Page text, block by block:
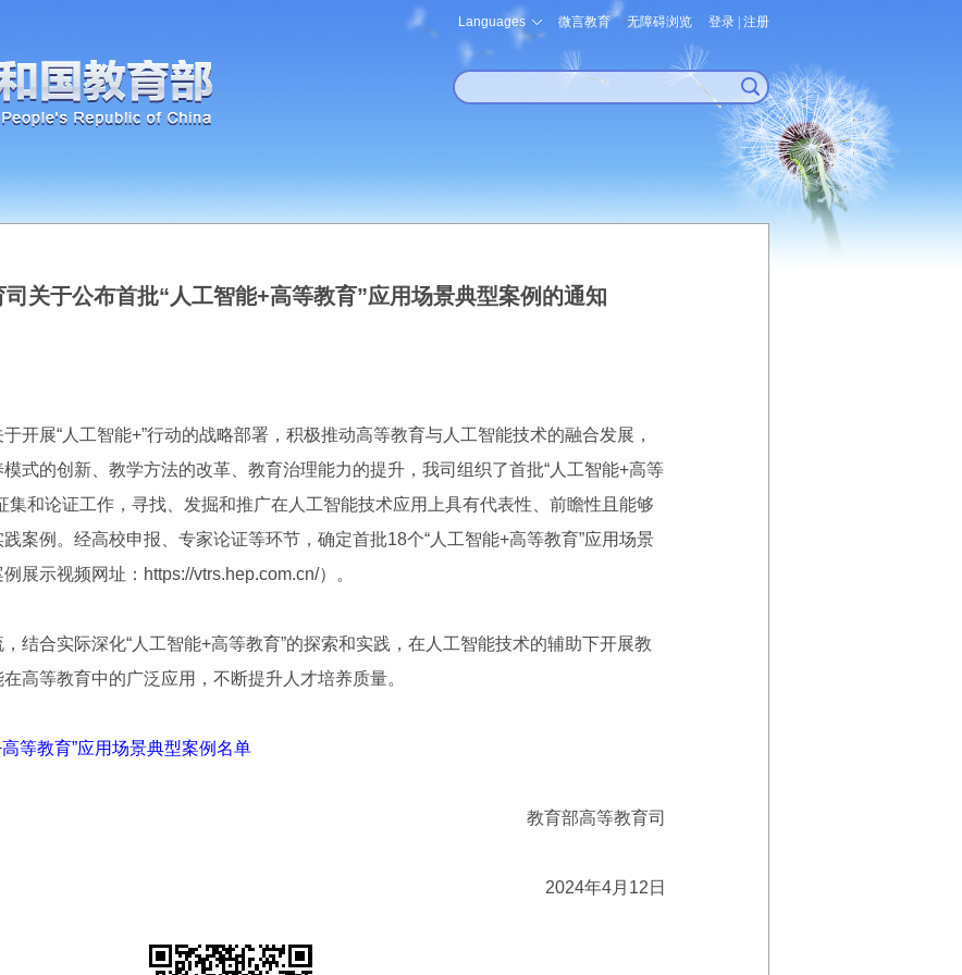
Languages 微言教育 无障碍浏览 登录 注册
关于公布首批“人工智能+高等教育”应用场景典型案例的通知
展“人工智能+”行动的战略部署，积极推动高等教育与人工智能技术的融合发展，
式的创新、教学方法的改革、教育治理能力的提升，我司组织了首批“人工智能+高等
集和论证工作，寻找、发掘和推广在人工智能技术应用上具有代表性、前瞻性且能够
案例。经高校申报、专家论证等环节，确定首批18个“人工智能+高等教育”应用场景
展示视频网址：https://vtrs.hep.com.cn/）。
合实际深化“人工智能+高等教育”的探索和实践，在人工智能技术的辅助下开展教
高等教育中的广泛应用，不断提升人才培养质量。
等教育”应用场景典型案例名单
教育部高等教育司
2024年4月12日